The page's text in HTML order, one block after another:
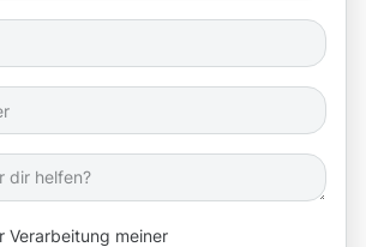
Verarbeitung meiner